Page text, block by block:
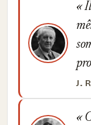
Il
J.